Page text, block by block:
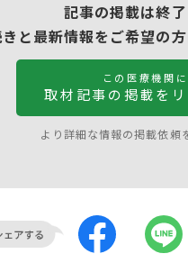
記事の掲載は終了
と最新情報をご希望の
この医療機関
取材記事の掲載を
より詳細な情報の掲載依頼